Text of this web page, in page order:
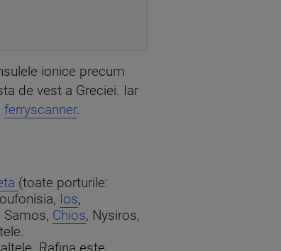
ionice precum
de vest a Greciei. Iar
ferryscanner.
(toate porturile:
Ios,
Samos, Chios, Nysiros,